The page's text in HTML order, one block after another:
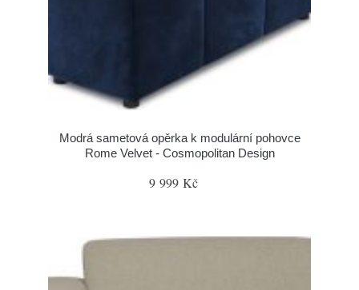
Modrá sametová opěrka k modulární pohovce
Rome Velvet - Cosmopolitan Design
9 999 Kč